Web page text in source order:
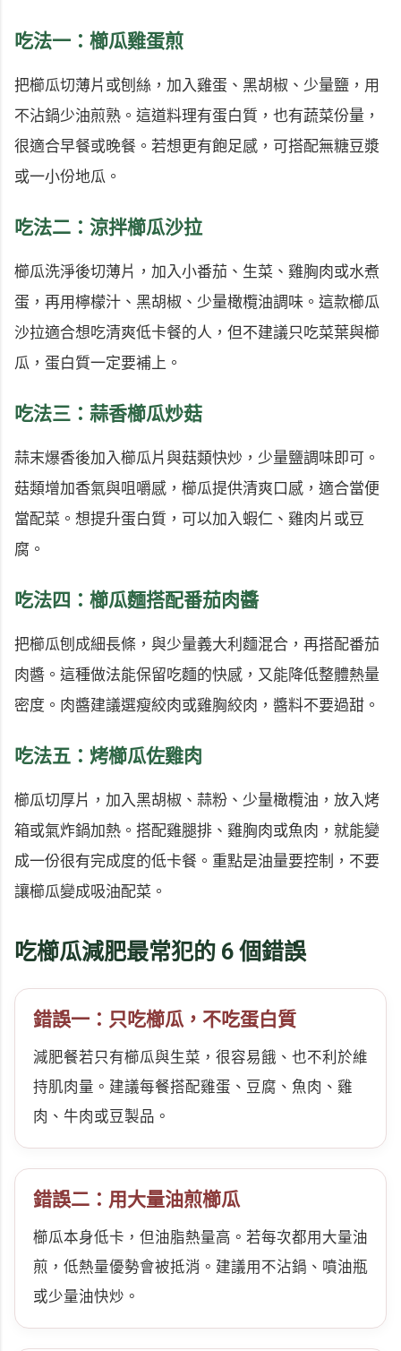
吃法一：櫛瓜雞蛋煎
把櫛瓜切薄片或刨絲，加入雞蛋、黑胡椒、少量鹽，用
不沾鍋少油煎熟。這道料理有蛋白質，也有蔬菜份量，
很適合早餐或晚餐。若想更有飽足感，可搭配無糖豆漿
或一小份地瓜。
吃法二：涼拌櫛瓜沙拉
櫛瓜洗淨後切薄片，加入小番茄、生菜、雞胸肉或水煮
蛋，再用檸檬汁、黑胡椒、少量橄欖油調味。這款櫛瓜
沙拉適合想吃清爽低卡餐的人，但不建議只吃菜葉與櫛
瓜，蛋白質一定要補上。
吃法三：蒜香櫛瓜炒菇
蒜末爆香後加入櫛瓜片與菇類快炒，少量鹽調味即可。
菇類增加香氣與咀嚼感，櫛瓜提供清爽口感，適合當便
當配菜。想提升蛋白質，可以加入蝦仁、雞肉片或豆
腐。
吃法四：櫛瓜麵搭配番茄肉醬
把櫛瓜刨成細長條，與少量義大利麵混合，再搭配番茄
肉醬。這種做法能保留吃麵的快感，又能降低整體熱量
密度。肉醬建議選瘦絞肉或雞胸絞肉，醬料不要過甜。
吃法五：烤櫛瓜佐雞肉
櫛瓜切厚片，加入黑胡椒、蒜粉、少量橄欖油，放入烤
箱或氣炸鍋加熱。搭配雞腿排、雞胸肉或魚肉，就能變
成一份很有完成度的低卡餐。重點是油量要控制，不要
讓櫛瓜變成吸油配菜。
吃櫛瓜減肥最常犯的 6 個錯誤
錯誤一：只吃櫛瓜，不吃蛋白質
減肥餐若只有櫛瓜與生菜，很容易餓、也不利於維
持肌肉量。建議每餐搭配雞蛋、豆腐、魚肉、雞
肉、牛肉或豆製品。
錯誤二：用大量油煎櫛瓜
櫛瓜本身低卡，但油脂熱量高。若每次都用大量油
煎，低熱量優勢會被抵消。建議用不沾鍋、噴油瓶
或少量油快炒。